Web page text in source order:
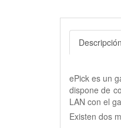
Descripción
ePick es un
dispone de
LAN con el
Existen dos